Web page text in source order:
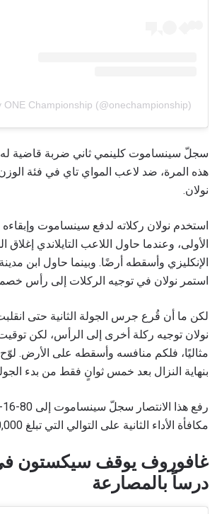
ONE Championship (@onechampionship)
سجلّ سينساموت كلينمي ثاني ضربة قاضية
هذه المرة، ضد لاعب المواي تاي في فئة
نولان.
استخدم نولان ركلاته لدفع سينساموت وإبقاءه
الأولى، وعندما حاول اللاعب التايلاندي
الإنكليزي وأسقطه أرضًا. وبينما حاول ابن مدينة
استمر نولان في توجيه الركلات إلى رأس
لكن ما أن قُرع جرس الجولة الثانية حتى
نولان توجيه ركلة أخرى إلى الرأس، لكن
مثاليًا، فلكم منافسه وأسقطه على الأرض.
بنهاية النزال بعد خمس ثوانٍ فقط من بدء
مكافأة الأداء الثانية على التوالي التي تبلغ 50,000 دولار أميركي.
غافوروف يوقف سيكستون
درساً بالمصارعة